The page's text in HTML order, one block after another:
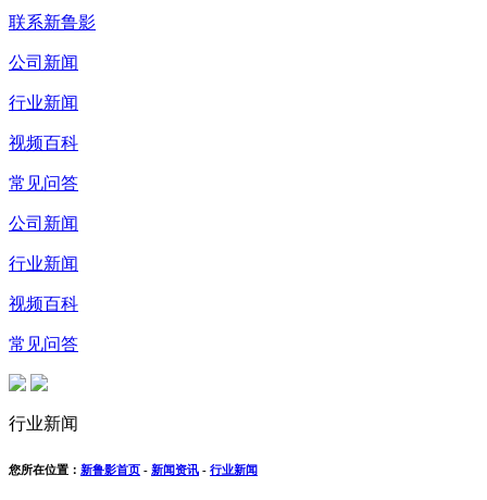
联系新鲁影
公司新闻
行业新闻
视频百科
常见问答
公司新闻
行业新闻
视频百科
常见问答
行业新闻
您所在位置： 新鲁影首页 - 新闻资讯 - 行业新闻